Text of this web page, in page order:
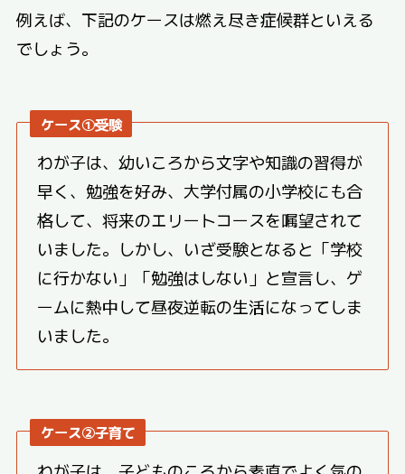
例えば、下記のケースは燃え尽き症候群といえる
でしょう。
ケース①受験
わが子は、幼いころから文字や知識の習得が
早く、勉強を好み、大学付属の小学校にも合
格して、将来のエリートコースを嘱望されて
いました。しかし、いざ受験となると「学校
に行かない」「勉強はしない」と宣言し、ゲ
ームに熱中して昼夜逆転の生活になってしま
いました。
ケース②子育て